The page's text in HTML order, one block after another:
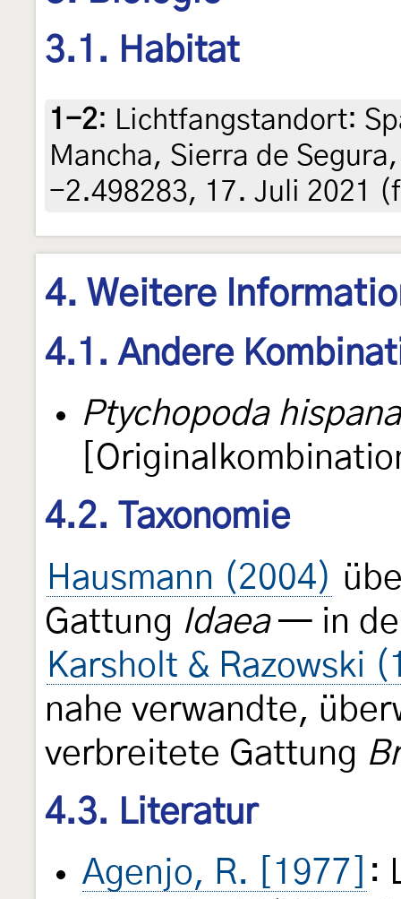
3.1. Habitat
1-2: Lichtfangstandort:
Mancha, Sierra de
-2.498283, 17. Juli 2021
4. Weitere
4.1. Andere
Ptychopoda
4.2. Taxonomie
Hausmann (2004)
Gattung Idaea— in
Karsholt & Razowski
nahe verwandte,
verbreitete Gattung
4.3. Literatur
Agenjo, R. [1977]
: